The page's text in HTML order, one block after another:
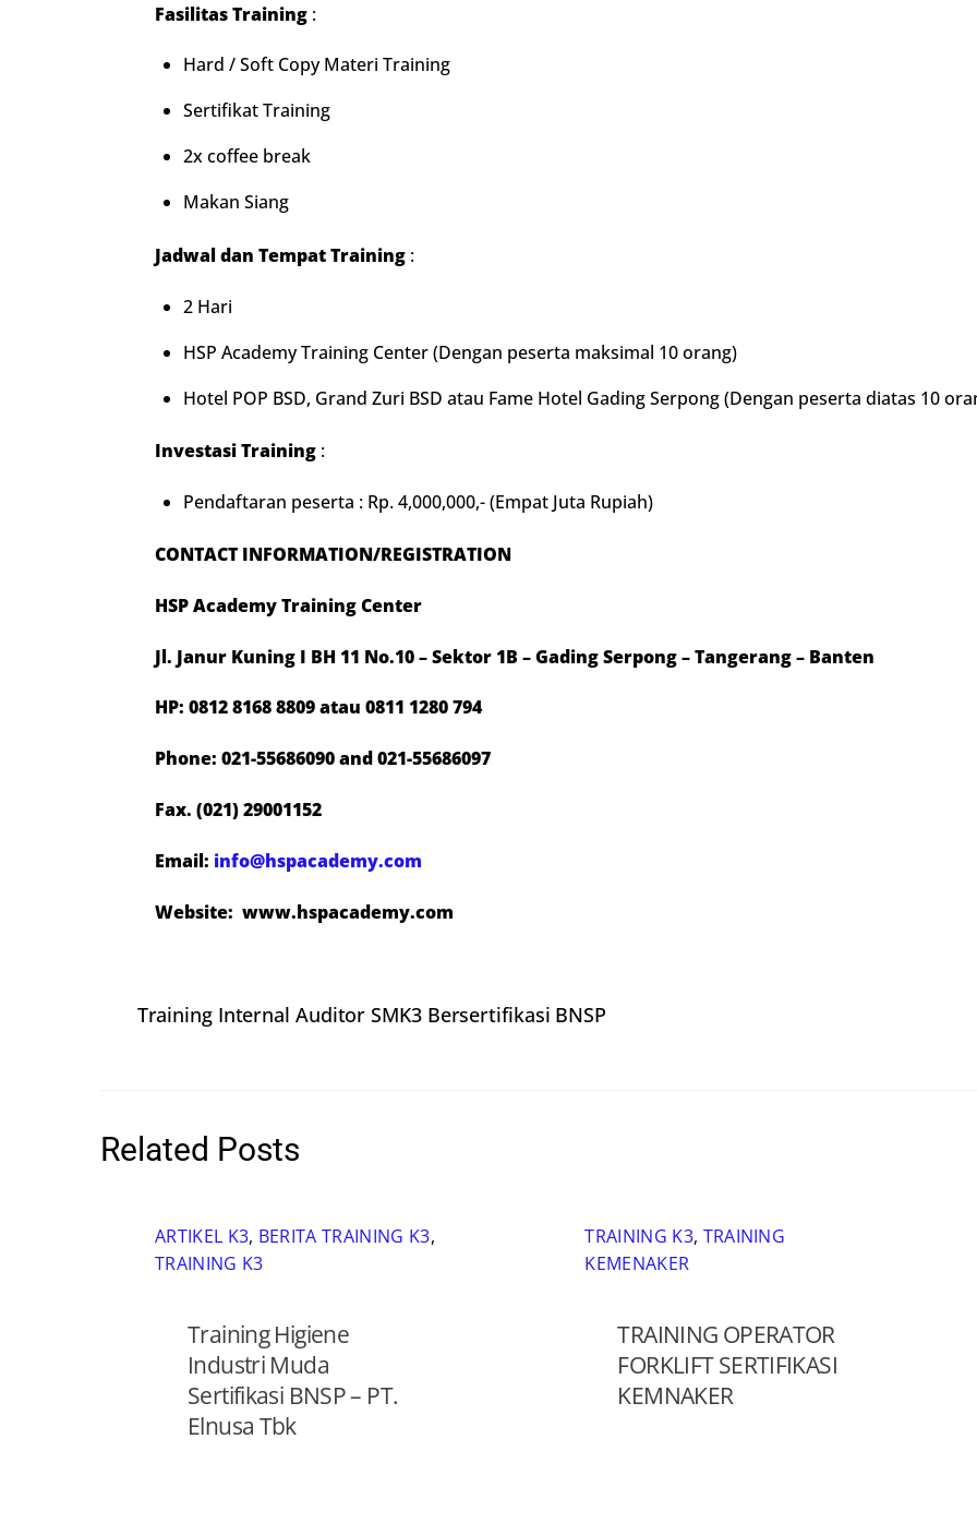
Fasilitas Training :
Hard / Soft Copy Materi Training
Sertifikat Training
2x coffee break
Makan Siang
Jadwal dan Tempat Training :
2 Hari
HSP Academy Training Center (Dengan peserta maksimal 10 orang)
Hotel POP BSD, Grand Zuri BSD atau Fame Hotel Gading Serpong (Dengan peserta diatas 10
Investasi Training :
Pendaftaran peserta : Rp. 4,000,000,- (Empat Juta Rupiah)
CONTACT INFORMATION/REGISTRATION
HSP Academy Training Center
Jl. Janur Kuning I BH 11 No.10 – Sektor 1B – Gading Serpong – Tangerang – Banten
HP: 0812 8168 8809 atau 0811 1280 794
Phone: 021-55686090 and 021-55686097
Fax. (021) 29001152
Email: info@hspacademy.com
Website: www.hspacademy.com
Training Internal Auditor SMK3 Bersertifikasi BNSP
Related Posts
ARTIKEL K3, BERITA TRAINING K3,
TRAINING K3
Training Higiene
Industri Muda
Sertifikasi BNSP – PT.
Elnusa Tbk
TRAINING K3, TRAINING
KEMENAKER
TRAINING OPERATOR
FORKLIFT SERTIFIKASI
KEMNAKER